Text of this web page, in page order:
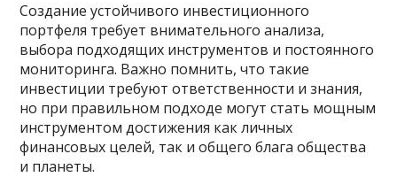
Создание устойчивого инвестиционного
портфеля требует внимательного анализа,
выбора подходящих инструментов и постоянного
мониторинга. Важно помнить, что такие
инвестиции требуют ответственности и знания,
но при правильном подходе могут стать мощным
инструментом достижения как личных
финансовых целей, так и общего блага общества
и планеты.